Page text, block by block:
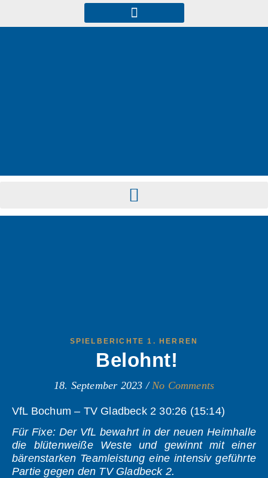
SPIELBERICHTE 1. HERREN
Belohnt!
18. September 2023 / No Comments
VfL Bochum – TV Gladbeck 2 30:26 (15:14)
Für Fixe: Der VfL bewahrt in der neuen Heimhalle
die blütenweiße Weste und gewinnt mit einer
bärenstarken Teamleistung eine intensiv geführte
Partie gegen den TV Gladbeck 2.